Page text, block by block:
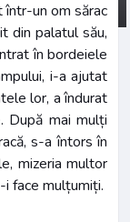
într-un om sărac
din palatul său,
în bordeiele
i-a ajutat
lor, a îndurat
După mai mulți
s-a întors în
mizeria multor
i face mulțumiți.